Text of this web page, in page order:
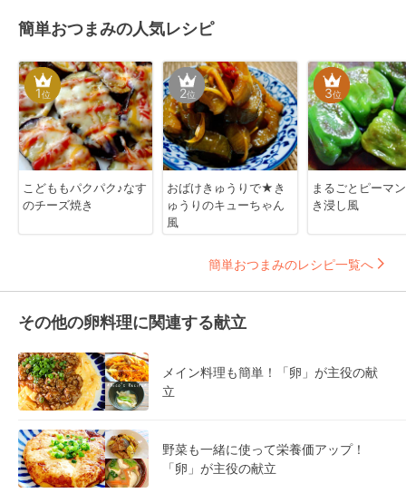
簡単おつまみの人気レシピ
1位
こどももパクパク♪なす
のチーズ焼き
2位
おばけきゅうりで★き
ゅうりのキューちゃん
風
3位
まるごとピーマ
き浸し風
簡単おつまみのレシピ一覧へ
その他の卵料理に関連する献立
メイン料理も簡単！「卵」が主役の献
立
野菜も一緒に使って栄養価アップ！
「卵」が主役の献立